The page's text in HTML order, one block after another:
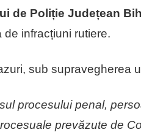
de Poliție Județean
infracțiuni rutiere.
sub supravegherea
procesului penal,
prevăzute de